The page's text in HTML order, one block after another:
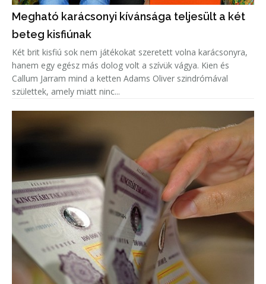
Megható karácsonyi kívánsága teljesült a két
beteg kisfiúnak
Két brit kisfiú sok nem játékokat szeretett volna karácsonyra,
hanem egy egész más dolog volt a szívük vágya. Kien és
Callum Jarram mind a ketten Adams Oliver szindrómával
születtek, amely miatt ninc...